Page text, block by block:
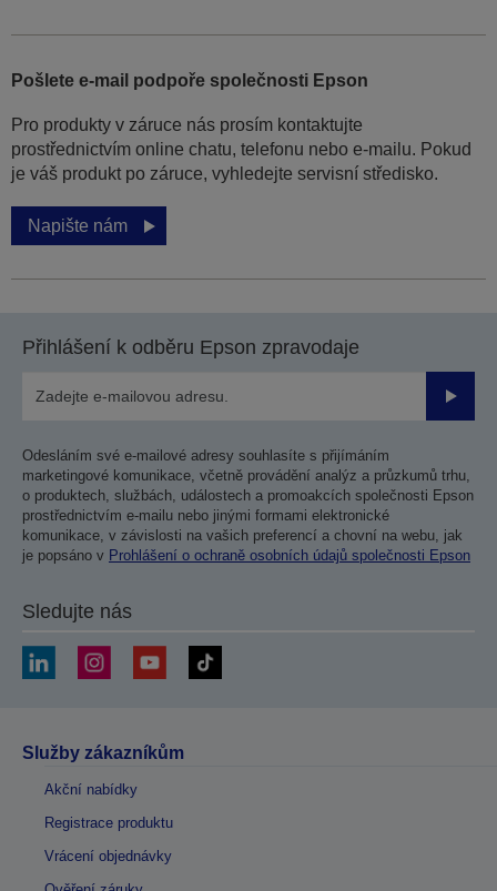
Pošlete e-mail podpoře společnosti Epson
Pro produkty v záruce nás prosím kontaktujte
prostřednictvím online chatu, telefonu nebo e-mailu. Pokud
je váš produkt po záruce, vyhledejte servisní středisko.
Napište nám
Přihlášení k odběru Epson zpravodaje
Odesláním své e-mailové adresy souhlasíte s přijímáním
marketingové komunikace, včetně provádění analýz a průzkumů trhu,
o produktech, službách, událostech a promoakcích společnosti Epson
prostřednictvím e-mailu nebo jinými formami elektronické
komunikace, v závislosti na vašich preferencí a chovní na webu, jak
je popsáno v Prohlášení o ochraně osobních údajů společnosti Epson
Sledujte nás
Služby zákazníkům
Akční nabídky
Registrace produktu
Vrácení objednávky